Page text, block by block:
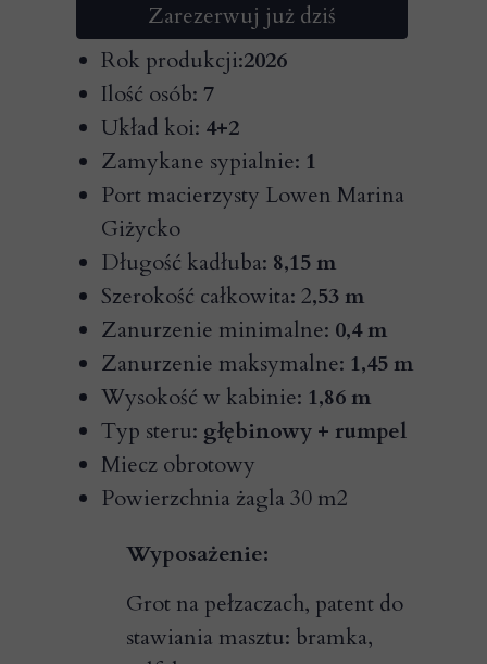
Zarezerwuj już dziś
Wyposażenie:
Grot na pełzaczach, patent do
stawiania masztu: bramka,
Rok produkcji:2026
Ilość osób: 7
Układ koi: 4+2
Zamykane sypialnie: 1
Port macierzysty Lowen Marina
Giżycko
Długość kadłuba: 8,15 m
Szerokość całkowita: 2,53 m
Zanurzenie minimalne: 0,4 m
Zanurzenie maksymalne: 1,45 m
Wysokość w kabinie: 1,86 m
Typ steru: głębinowy + rumpel
Miecz obrotowy
Powierzchnia żagla 30 m2